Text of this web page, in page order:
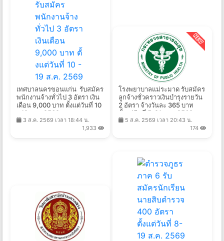
เทศบาลนครขอนแก่น รับสมัคร
พนักงานจ้างทั่วไป 3 อัตรา เงิน
เดือน 9,000 บาท ตั้งแต่วันที่ 10
- 19 ส.ค. 2569
3 ส.ค. 2569 เวลา 18:44 น.
1,933
โรงพยาบาลแม่ระมาด รับสมัคร
ลูกจ้างชั่วคราวเงินบำรุงรายวัน
2 อัตรา จ้างวันละ 365 บาท
ตั้งแต่วันที่ 5-21 ส.ค. 2569
5 ส.ค. 2569 เวลา 20:43 น.
174